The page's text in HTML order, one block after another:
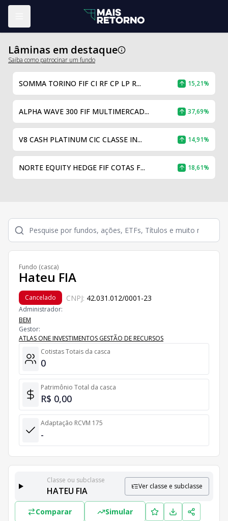
Lâminas em destaque
Saiba como patrocinar um fundo
SOMMA TORINO FIF CI RF CP LP R... 15,21%
ALPHA WAVE 300 FIF MULTIMERCAD... 37,69%
V8 CASH PLATINUM CIC CLASSE IN... 14,91%
NORTE EQUITY HEDGE FIF COTAS F... 18,61%
Fundo (casca)
Hateu FIA
Cancelado CNPJ: 42.031.012/0001-23
Administrador:
BEM
Gestor:
ATLAS ONE INVESTIMENTOS GESTÃO DE RECURSOS
Cotistas Totais da casca
0
Patrimônio Total da casca
R$ 0,00
Adaptação RCVM 175
-
Classes e Subclasses do Fundo
Lista completa de classes e subclasses disponíveis,
Classe ou subclasse
HATEU FIA Ver classe e subclasse
Comparar Simular